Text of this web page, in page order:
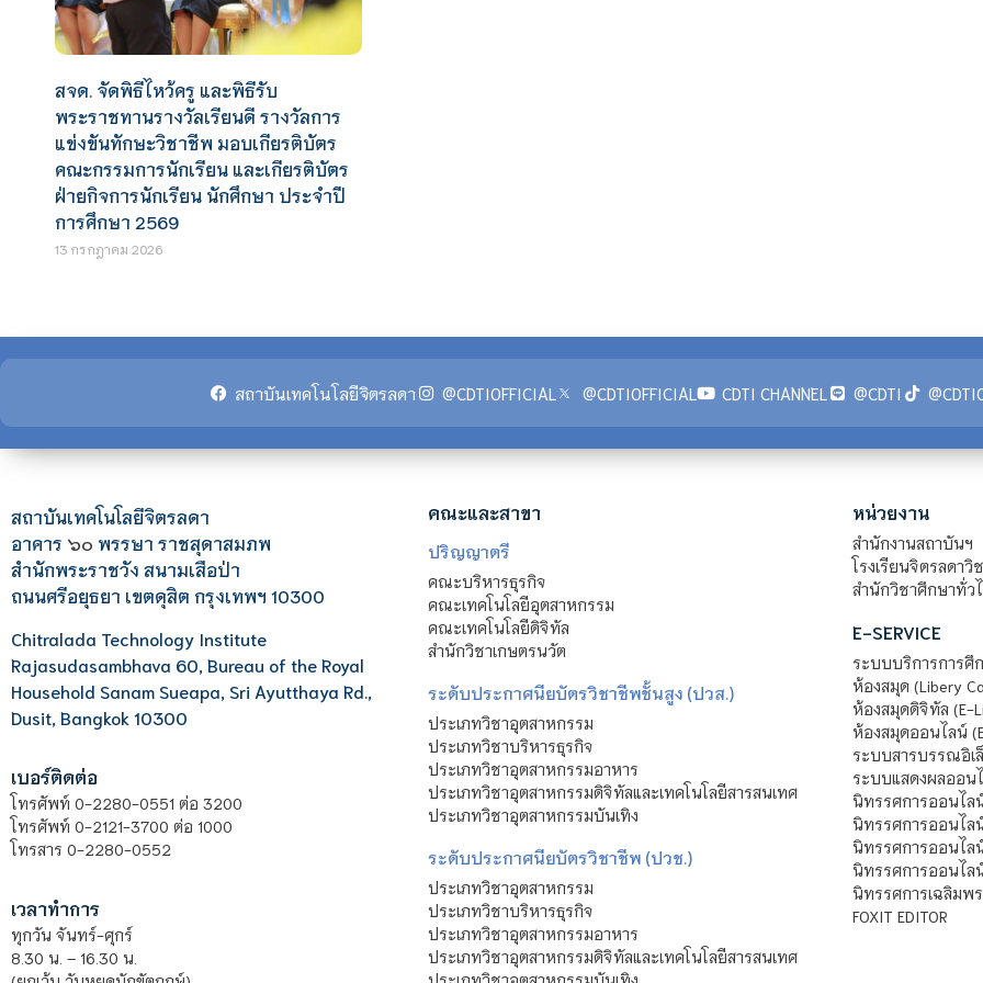
สจด. จัดพิธีไหว้ครู และพิธีรับ
พระราชทานรางวัลเรียนดี รางวัลการ
แข่งขันทักษะวิชาชีพ มอบเกียรติบัตร
คณะกรรมการนักเรียน และเกียรติบัตร
ฝ่ายกิจการนักเรียน นักศึกษา ประจำปี
การศึกษา 2569
13 กรกฎาคม 2026
สถาบันเทคโนโลยีจิตรลดา @CDTIOFFICIAL @CDTIOFFICIAL CDTI CHANNEL @CDTI
สถาบันเทคโนโลยีจิตรลดา
อาคาร ๖๐ พรรษา ราชสุดาสมภพ
สำนักพระราชวัง สนามเสือป่า
ถนนศรีอยุธยา เขตดุสิต กรุงเทพฯ 10300
Chitralada Technology Institute
Rajasudasambhava 60, Bureau of the Royal
Household Sanam Sueapa, Sri Ayutthaya Rd.,
Dusit, Bangkok 10300
เบอร์ติดต่อ
โทรศัพท์ 0-2280-0551 ต่อ 3200
โทรศัพท์ 0-2121-3700 ต่อ 1000
โทรสาร 0-2280-0552
เวลาทำการ
ทุกวัน จันทร์-ศุกร์
8.30 น. – 16.30 น.
คณะและสาขา
ปริญญาตรี
คณะบริหารธุรกิจ
คณะเทคโนโลยีอุตสาหกรรม
คณะเทคโนโลยีดิจิทัล
สำนักวิชาเกษตรนวัต
ระดับประกาศนียบัตรวิชาชีพชั้นสูง (ปวส.)
ประเภทวิชาอุตสาหกรรม
ประเภทวิชาบริหารธุรกิจ
ประเภทวิชาอุตสาหกรรมอาหาร
ประเภทวิชาอุตสาหกรรมดิจิทัลและเทคโนโลยีสารสนเทศ
ประเภทวิชาอุตสาหกรรมบันเทิง
ระดับประกาศนียบัตรวิชาชีพ (ปวช.)
ประเภทวิชาอุตสาหกรรม
ประเภทวิชาบริหารธุรกิจ
ประเภทวิชาอุตสาหกรรมอาหาร
ประเภทวิชาอุตสาหกรรมดิจิทัลและเทคโนโลยีสารสนเทศ
หน่วยงาน
สำนักงานสถาบันฯ
โรงเรียนจิตรลดาวิ
สำนักวิชาศึกษาทั่ว
E-SERVICE
ระบบบริการการศึก
ห้องสมุด (Libery
ห้องสมุดดิจิทัล (E-
ห้องสมุดออนไลน์
ระบบสารบรรณอิเ
ระบบแสดงผลออน
นิทรรศการออนไล
นิทรรศการออนไล
นิทรรศการออนไล
นิทรรศการออนไล
นิทรรศการเฉลิมพ
FOXIT EDITOR